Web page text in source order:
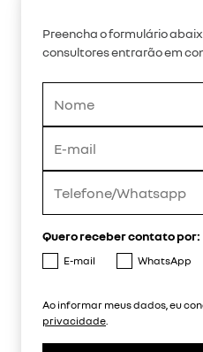
Preencha o formulário
consultores entrarão em
Quero receber contato por:
E-mail WhatsApp
Ao informar meus dados, eu
privacidade